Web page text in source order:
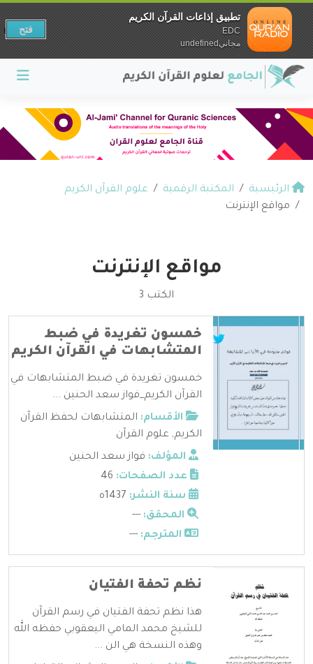
الرئيسية المكتبة الرقمية
علوم القرآن الكريم
مواقع الإنترنت
مواقع الإنترنت
الكتب 3
خمسون تغريدة في ضبط
المتشابهات في القرآن الكريم
خمسون تغريدة في ضبط المتشابهات في
القرآن الكريم_فواز سعد الحنين ...
الأقسام: المتشابهات لحفظ القرآن
الكريم, علوم القرآن
المؤلف: فواز سعد الحنين
عدد الصفحات:
سنة النشر:
المحقق: ---
المترجم: ---
نظم تحفة الفتيان
هذا نظم تحفة الفتيان في رسم القرآن
للشيخ محمد المامي اليعقوبي حفظه الله
وهذه النسخة هي الن ...
تطبيق إذاعات القرآن الكريم
EDC
مجانيundefined
فتح